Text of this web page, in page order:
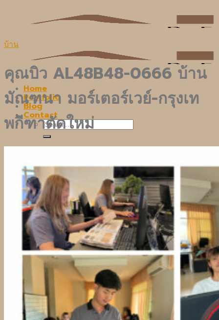
Home
Portfolio
Blog
Contact
บ้าน
คุณบิว AL48B48-0666 บ้าน
มัณฑนา มอร์เตอร์เวย์-กรุงเท
พกีฑาตัดใหม่